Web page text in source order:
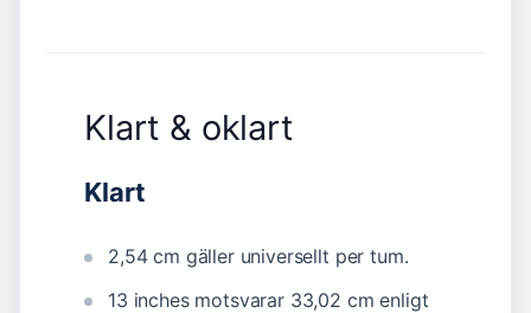
Klart & oklart
Klart
2,54 cm gäller universellt per tum.
13 inches motsvarar 33,02 cm enligt